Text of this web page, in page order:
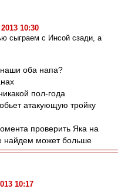
10:30
сыграем с Инсой сзади, а
оба напа?
пол-года
атакующую тройку
проверить Яка на
найдем может больше
10:17